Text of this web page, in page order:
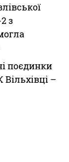
з
поєдинки
–